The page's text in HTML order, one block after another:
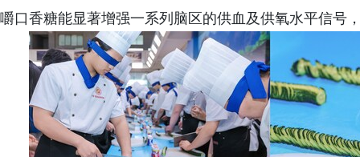
嚼口香糖能显著增强一系列脑区的供血及供氧水平信号